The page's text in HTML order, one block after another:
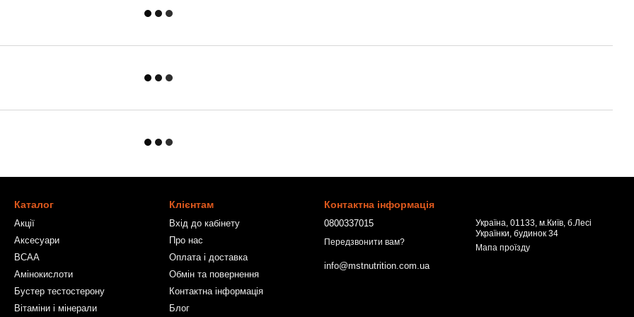
Каталог
Акції
Аксесуари
BCAA
Амінокислоти
Бустер тестостерону
Вітаміни і мінерали
Клієнтам
Вхід до кабінету
Про нас
Оплата і доставка
Обмін та повернення
Контактна інформація
Блог
Контактна інформація
0800337015
Передзвонити вам?
info@mstnutrition.com.ua
Україна, 01133, м.Київ, б.Лесі
Українки, будинок 34
Мапа проїзду